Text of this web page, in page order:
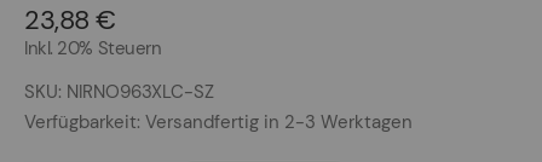
23,88 €
Inkl. 20% Steuern
SKU NIRNO963XLC-SZ
Verfügbarkeit: Versandfertig in 2-3 Werktagen